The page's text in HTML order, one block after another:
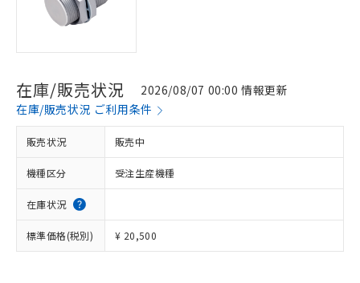
在庫/販売状況
2026/08/07 00:00 情報更新
在庫/販売状況 ご利用条件
販売状況 販売中
機種区分 受注生産機種
在庫状況
標準価格(税別) ¥ 20,500